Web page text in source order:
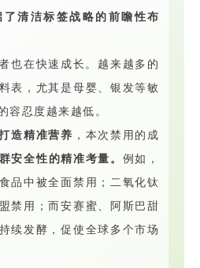
清洁标签战略的前瞻性布
也在快速成长。越来越多的
表，尤其是母婴、银发等敏
容忍度越来越低。
造精准营养 ，本次禁用的成
安全性的精准考量。 例如，
品中被全面禁用；二氧化钛
禁用；而安赛蜜、阿斯巴甜
续发酵，促使全球多个市场